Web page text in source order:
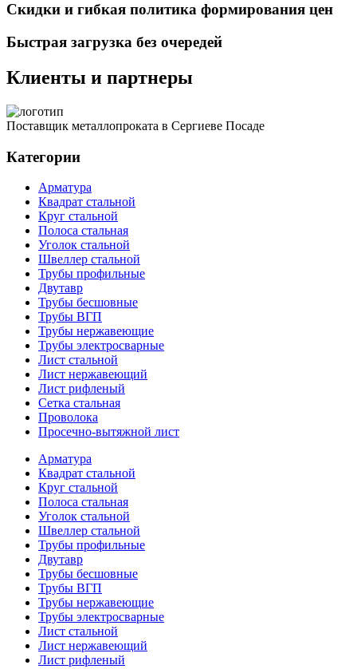
Скидки и гибкая политика формирования цен
Быстрая загрузка без очередей
Клиенты и партнеры
Поставщик металлопроката в Сергиеве Посаде
Категории
Арматура
Квадрат стальной
Круг стальной
Полоса стальная
Уголок стальной
Швеллер стальной
Трубы профильные
Двутавр
Трубы бесшовные
Трубы ВГП
Трубы нержавеющие
Трубы электросварные
Лист стальной
Лист нержавеющий
Лист рифленый
Сетка стальная
Проволока
Просечно-вытяжной лист
Арматура
Квадрат стальной
Круг стальной
Полоса стальная
Уголок стальной
Швеллер стальной
Трубы профильные
Двутавр
Трубы бесшовные
Трубы ВГП
Трубы нержавеющие
Трубы электросварные
Лист стальной
Лист нержавеющий
Лист рифленый